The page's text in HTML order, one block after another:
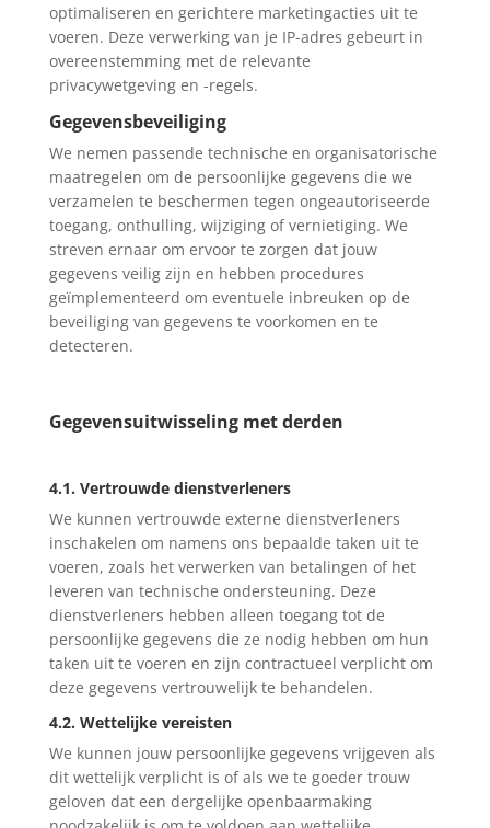
optimaliseren en gerichtere marketingacties uit te
voeren. Deze verwerking van je IP-adres gebeurt in
overeenstemming met de relevante
privacywetgeving en -regels.
Gegevensbeveiliging
We nemen passende technische en organisatorische
maatregelen om de persoonlijke gegevens die we
verzamelen te beschermen tegen ongeautoriseerde
toegang, onthulling, wijziging of vernietiging. We
streven ernaar om ervoor te zorgen dat jouw
gegevens veilig zijn en hebben procedures
geïmplementeerd om eventuele inbreuken op de
beveiliging van gegevens te voorkomen en te
detecteren.
Gegevensuitwisseling met derden
4.1. Vertrouwde dienstverleners
We kunnen vertrouwde externe dienstverleners
inschakelen om namens ons bepaalde taken uit te
voeren, zoals het verwerken van betalingen of het
leveren van technische ondersteuning. Deze
dienstverleners hebben alleen toegang tot de
persoonlijke gegevens die ze nodig hebben om hun
taken uit te voeren en zijn contractueel verplicht om
deze gegevens vertrouwelijk te behandelen.
4.2. Wettelijke vereisten
We kunnen jouw persoonlijke gegevens vrijgeven als
dit wettelijk verplicht is of als we te goeder trouw
geloven dat een dergelijke openbaarmaking